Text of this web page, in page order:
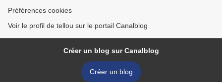
Préférences cookies
Voir le profil de tellou sur le portail Canalblog
Créer un blog sur Canalblog
Créer un blog